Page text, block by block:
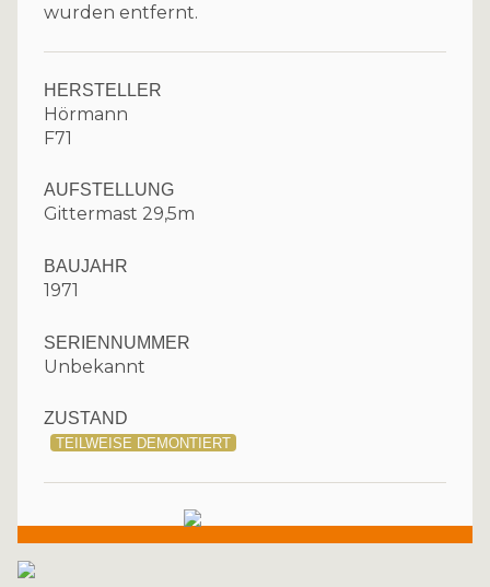
wurden entfernt.
HERSTELLER
Hörmann
F71
AUFSTELLUNG
Gittermast 29,5m
BAUJAHR
1971
SERIENNUMMER
Unbekannt
ZUSTAND
TEILWEISE DEMONTIERT